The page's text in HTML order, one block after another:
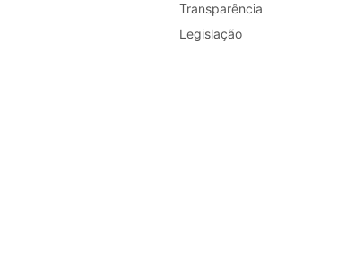
Transparência
Legislação